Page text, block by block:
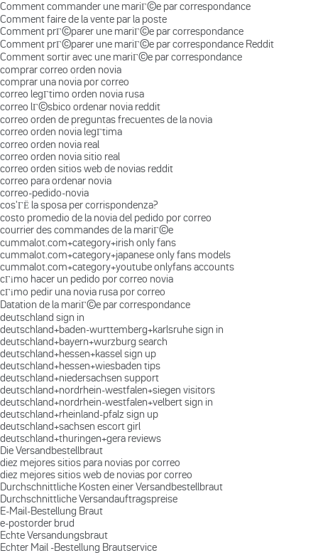
Comment commander une mariГ©e par correspondance
Comment faire de la vente par la poste
Comment prГ©parer une mariГ©e par correspondance
Comment prГ©parer une mariГ©e par correspondance Reddit
Comment sortir avec une mariГ©e par correspondance
comprar correo orden novia
comprar una novia por correo
correo legГ­timo orden novia rusa
correo lГ©sbico ordenar novia reddit
correo orden de preguntas frecuentes de la novia
correo orden novia legГ­tima
correo orden novia real
correo orden novia sitio real
correo orden sitios web de novias reddit
correo para ordenar novia
correo-pedido-novia
cos'ГЁ la sposa per corrispondenza?
costo promedio de la novia del pedido por correo
courrier des commandes de la mariГ©e
cummalot.com+category+irish only fans
cummalot.com+category+japanese only fans models
cummalot.com+category+youtube onlyfans accounts
cГіmo hacer un pedido por correo novia
cГіmo pedir una novia rusa por correo
Datation de la mariГ©e par correspondance
deutschland sign in
deutschland+baden-wurttemberg+karlsruhe sign in
deutschland+bayern+wurzburg search
deutschland+hessen+kassel sign up
deutschland+hessen+wiesbaden tips
deutschland+niedersachsen support
deutschland+nordrhein-westfalen+siegen visitors
deutschland+nordrhein-westfalen+velbert sign in
deutschland+rheinland-pfalz sign up
deutschland+sachsen escort girl
deutschland+thuringen+gera reviews
Die Versandbestellbraut
diez mejores sitios para novias por correo
diez mejores sitios web de novias por correo
Durchschnittliche Kosten einer Versandbestellbraut
Durchschnittliche Versandauftragspreise
E-Mail-Bestellung Braut
e-postorder brud
Echte Versandungsbraut
Echter Mail -Bestellung Brautservice